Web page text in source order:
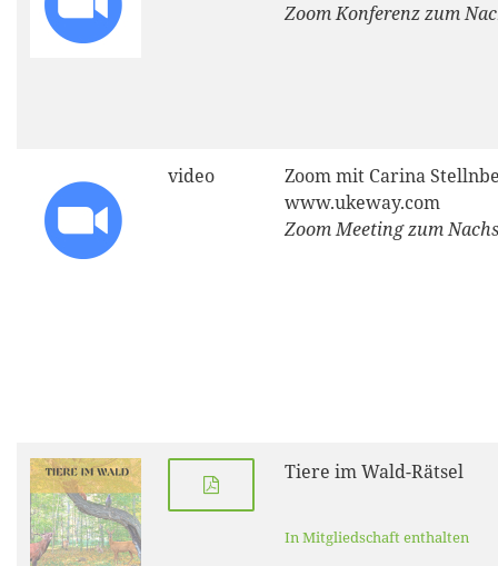
Zoom Konferenz zum
video
Zoom mit Carina
www.ukeway.com
Zoom Meeting zum
Tiere im Wald-Rätsel
In Mitgliedschaft enthalten